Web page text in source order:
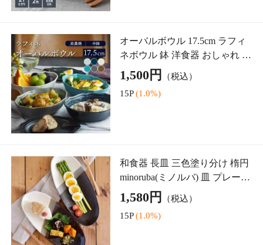
ボウル おしゃれ デザートカッ
プ 200cc shine ガラス 小鉢 カッ
プ ガラス ガラス食器 ガラスボ
ウル ガラスカップ デザートボ
ウル ヨーグ
1,265円 （税込）
12P (1.0%)
本製 電子レンジ対応 食洗機対
応 深小皿 醤油皿 薬味皿 珍味皿
おもてなし
480円
4P (1.0%)
5.00点 (5件)
お茶碗 11cm ツバメ 食器 和食